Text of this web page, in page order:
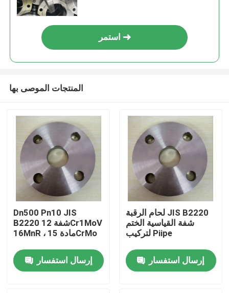
منزل
استمر
المنتجات الموصى بها
Dn500 Pn10 JIS
B2220 شفة 12Cr1MoV
16MnR ، مادة 15CrMo
إرسال استفسار
لحام الرقبة JIS B2220
شفة القياسية الختم
لتركيب Piipe
إرسال استفسار